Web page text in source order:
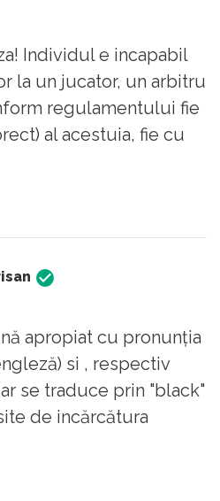
Individul e incapabil
la un jucator, un arbitru
regulamentului fie
al acestuia, fie cu
Dar, intr-o tara in care
"nea Fane", cand
ba "Zambaretul", ba
"Dulapul", e normal
apropiat cu pronunția
si , respectiv
se traduce prin "black"
de incărcătura